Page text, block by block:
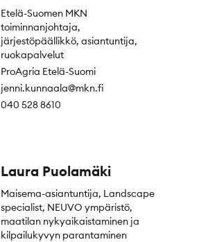
Etelä-Suomen MKN
toiminnanjohtaja,
järjestöpäällikkö, asiantuntija,
ruokapalvelut
ProAgria Etelä-Suomi
jenni.kunnaala@mkn.fi
040 528 8610
Laura Puolamäki
Maisema-asiantuntija, Landscape
specialist, NEUVO ympäristö,
maatilan nykyaikaistaminen ja
kilpailukyvyn parantaminen